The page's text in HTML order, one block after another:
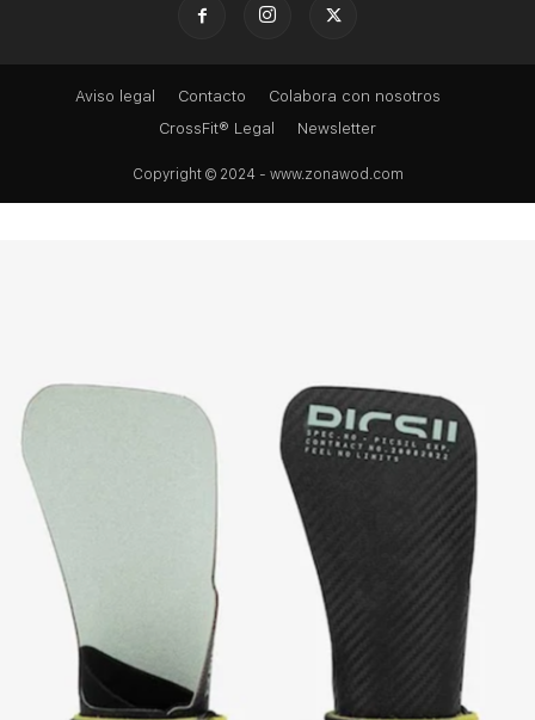
Aviso legal Contacto
Colabora con nosotros
CrossFit® Legal
Newsletter
Copyright © 2024 - www.zonawod.com